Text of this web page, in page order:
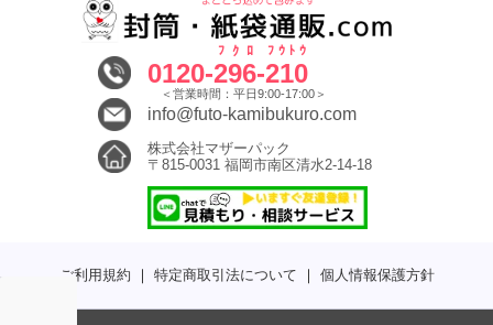
0120-296
ﾌｸﾛ
-210
ﾌｳﾄｳ
＜営業時間：平日9:00-17:00＞
info@futo-kamibukuro.com
株式会社マザーパック
〒815-0031 福岡市南区清水2-14-18
ご利用規約 ｜ 特定商取引法について ｜ 個人情報保護方針